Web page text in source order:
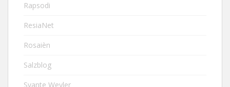
Rapsodi
ResiaNet
Rosaièn
Salzblog
Svante Weyler